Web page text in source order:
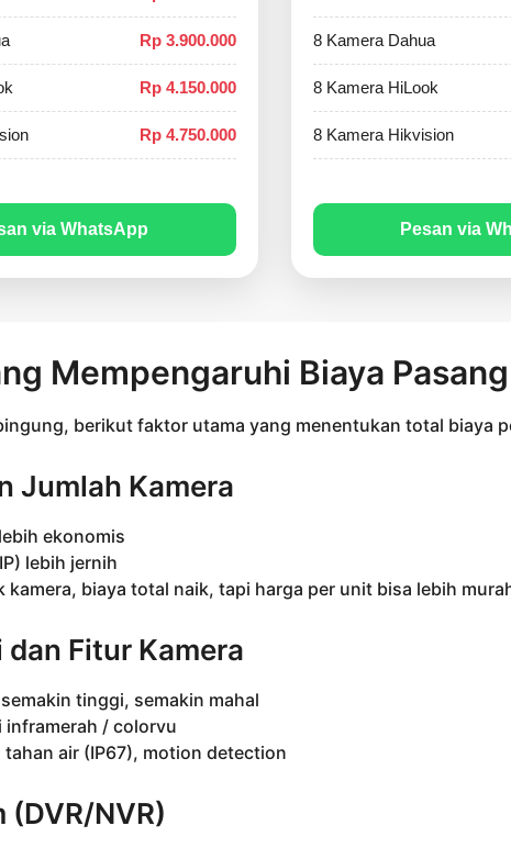
Rp 3.900.000
Rp 4.150.000
Rp 4.750.000
via WhatsApp
8 Kamera Dahua
8 Kamera HiLook
8 Kamera Hikvision
Pesan via
Mempengaruhi Biaya
berikut faktor utama yang menentukan total biaya
Jumlah Kamera
ekonomis
lebih jernih
kamera, biaya total naik, tapi harga per unit bisa lebih
dan Fitur Kamera
semakin tinggi, semakin mahal
inframerah / colorvu
tahan air (IP67), motion detection
(DVR/NVR)